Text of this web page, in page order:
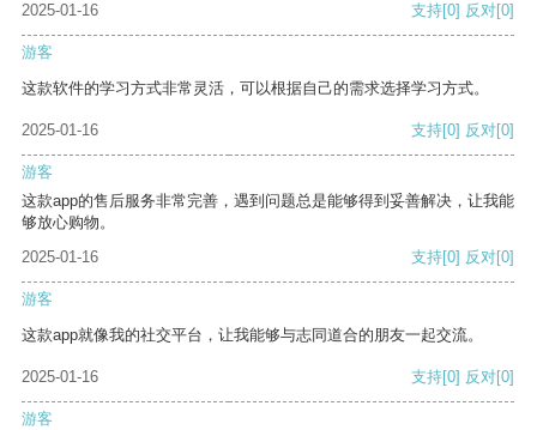
2025-01-16 支持[0] 反对[0]
游客
这款软件的学习方式非常灵活，可以根据自己的需求选择学习方式。
2025-01-16 支持[0] 反对[0]
游客
这款app的售后服务非常完善，遇到问题总是能够得到妥善解决，让我能
够放心购物。
2025-01-16
支持[0] 反对[0]
游客
这款app就像我的社交平台，让我能够与志同道合的朋友一起交流。
2025-01-16 支持[0] 反对[0]
游客